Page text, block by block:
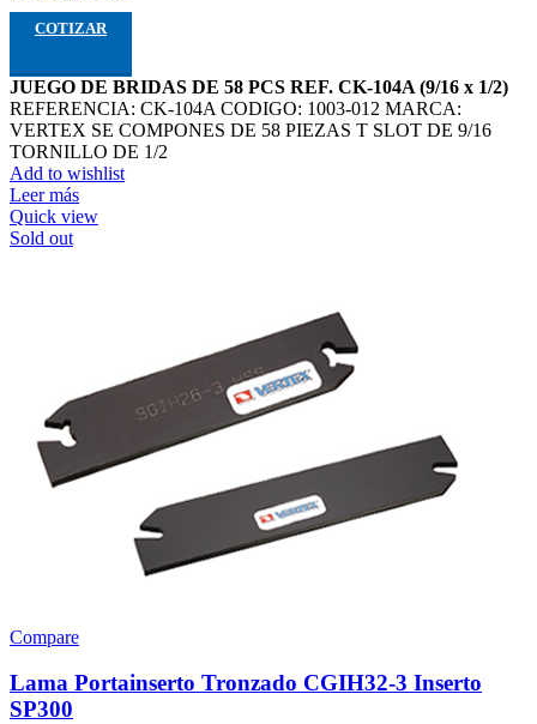
COTIZAR
JUEGO DE BRIDAS DE 58 PCS REF. CK-104A (9/16 x 1/2)
REFERENCIA: CK-104A CODIGO: 1003-012 MARCA:
VERTEX SE COMPONES DE 58 PIEZAS T SLOT DE 9/16
TORNILLO DE 1/2
Add to wishlist
Leer más
Quick view
Sold out
Compare
Lama Portainserto Tronzado CGIH32-3 Inserto
SP300